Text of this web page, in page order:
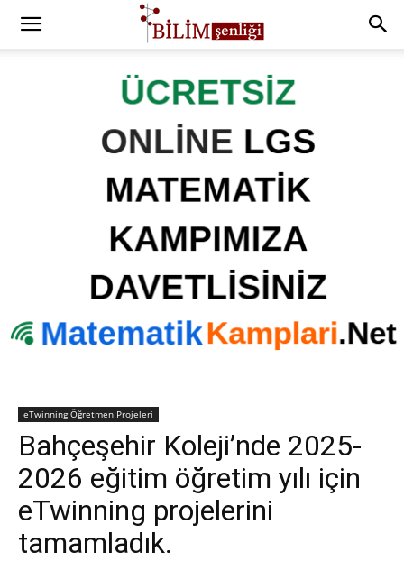
eTwinning Öğretmen Projeleri
Bahçeşehir Koleji’nde 2025-
2026 eğitim öğretim yılı için
eTwinning projelerini
tamamladık.